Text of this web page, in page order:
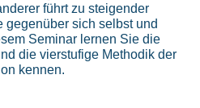
führt zu steigender
gegenüber sich selbst und
Seminar lernen Sie die
die vierstufige Methodik der
kennen.